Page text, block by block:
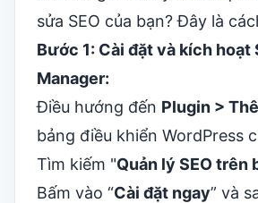
sửa SEO của bạn? Đây là
Bước 1: Cài đặt và kích hoạt
Manager:
Điều hướng đến Plugin >
bảng điều khiển WordPress
Tìm kiếm "Quản lý SEO trên
Bấm vào “Cài đặt ngay” và